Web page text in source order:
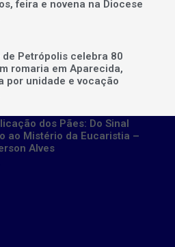
feira e novena na Diocese
de Petrópolis celebra 80
romaria em Aparecida,
por unidade e vocação
dos Pães: Do Sinal
ao Mistério da Eucaristia –
Alves